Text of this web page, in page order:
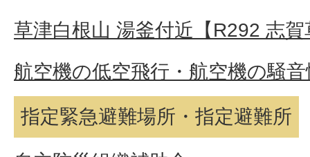
草津白根山 湯釜付近【R292 志
航空機の低空飛行・航空機の騒
指定緊急避難場所・指定避難所